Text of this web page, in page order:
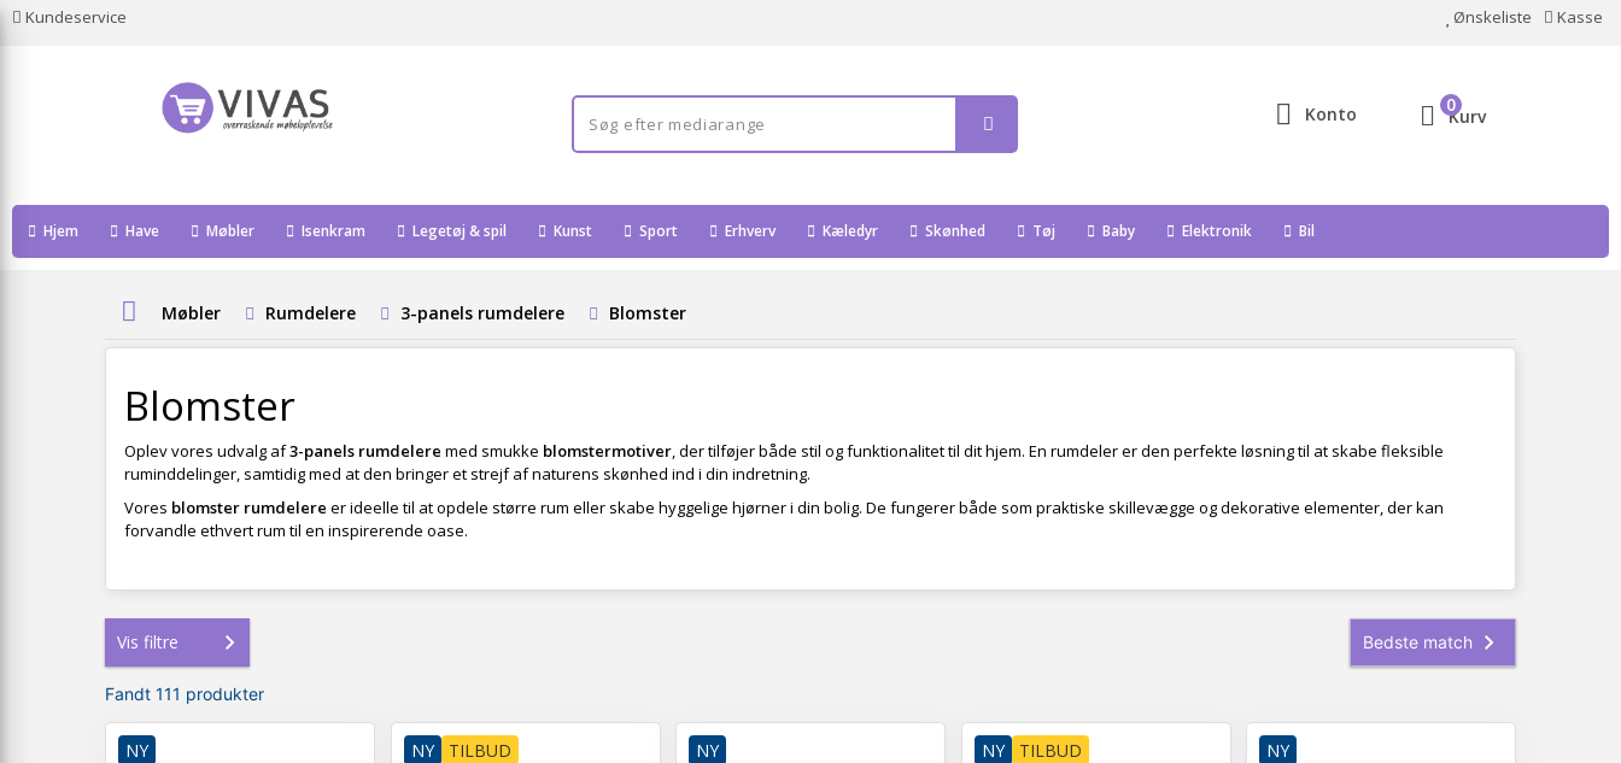
Kundeservice Ønskeliste Kasse
Konto Kurv
0
Hjem Have Møbler Isenkram Legetøj & spil Kunst Sport Erhverv Kæledyr Skønhed Tøj Baby Elektronik Bil
Møbler Rumdelere 3-panels rumdelere Blomster
Blomster
Oplev vores udvalg af3-panels rumdelere med smukke blomstermotiver, der tilføjer både stil og funktionalitet til dit hjem. En rumdeler er den perfekte løsning til at skabe fleksible
ruminddelinger, samtidig med at den bringer et strejf af naturens skønhed ind i din indretning.
Vores blomster rumdelere er ideelle til at opdele større rum eller skabe hyggelige hjørner i din bolig. De fungerer både som praktiske skillevægge og dekorative elementer, der kan
forvandle ethvert rum til en inspirerende oase.
Vis filtre
Fandt 111 produkter
NY NY TILBUD NY NY TILBUD NY